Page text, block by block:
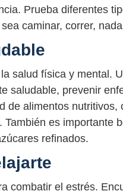
Prueba diferentes
caminar, correr,
salud física y mental.
saludable, prevenir
de alimentos nutritivos,
es importante
refinados.
combatir el estrés.